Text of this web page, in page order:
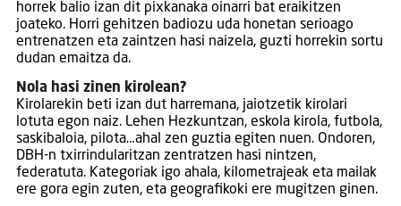
horrek balio izan dit pixkanaka oinarri bat eraikitzen
joateko. Horri gehitzen badiozu uda honetan serioago
entrenatzen eta zaintzen hasi naizela, guzti horrekin sortu
dudan emaitza da.
Nola hasi zinen kirolean?
Kirolarekin beti izan dut harremana, jaiotzetik kirolari
lotuta egon naiz. Lehen Hezkuntzan, eskola kirola, futbola,
saskibaloia, pilota…ahal zen guztia egiten nuen. Ondoren,
DBH-n txirrindularitzan zentratzen hasi nintzen,
federatuta. Kategoriak igo ahala, kilometrajeak eta mailak
ere gora egin zuten, eta geografikoki ere mugitzen ginen.